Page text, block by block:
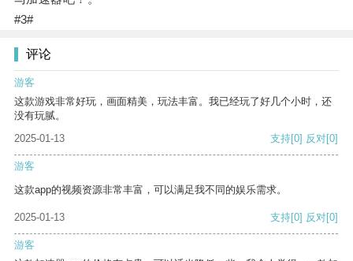
#3#
评论
游客
这款游戏非常好玩，画面精美，玩法丰富。我已经玩了好几个小时，还
没有玩腻。
2025-01-13
支持[0] 反对[0]
游客
这款app的视频资源非常丰富，可以满足我不同的娱乐需求。
2025-01-13 支持[0] 反对[0]
游客